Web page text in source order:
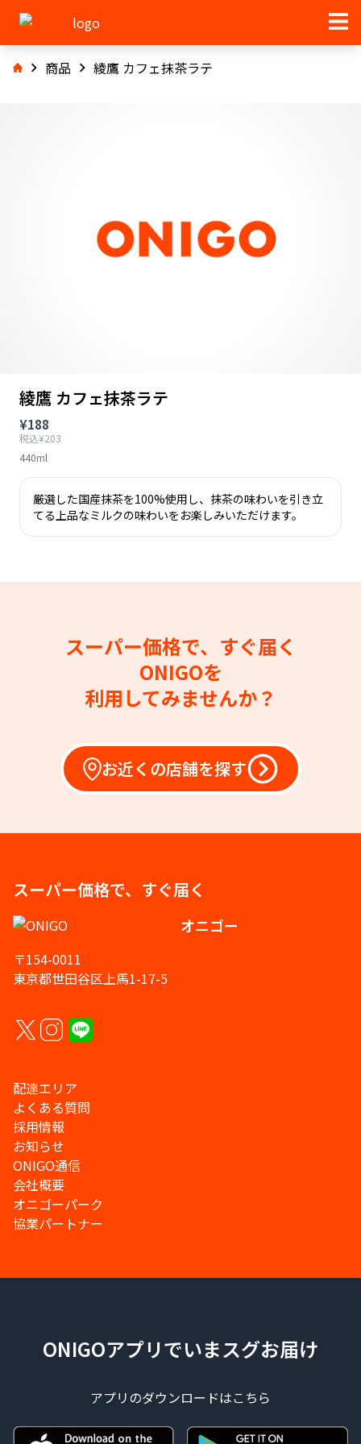
商品 綾鷹 カフェ抹茶ラテ
綾鷹 カフェ抹茶ラテ
¥188
税込¥203
440ml
厳選した国産抹茶を100%使用し、抹茶の味わいを引き立
てる上品なミルクの味わいをお楽しみいただけます。
スーパー価格で、すぐ届く
ONIGOを
利用してみませんか？
お近くの店舗を探す
スーパー価格で、すぐ届く
オニゴー
〒154-0011
東京都世田谷区上馬1-17-5
配達エリア
よくある質問
採用情報
お知らせ
ONIGO通信
会社概要
オニゴーパーク
協業パートナー
ONIGOアプリでいまスグお届け
アプリのダウンロードはこちら